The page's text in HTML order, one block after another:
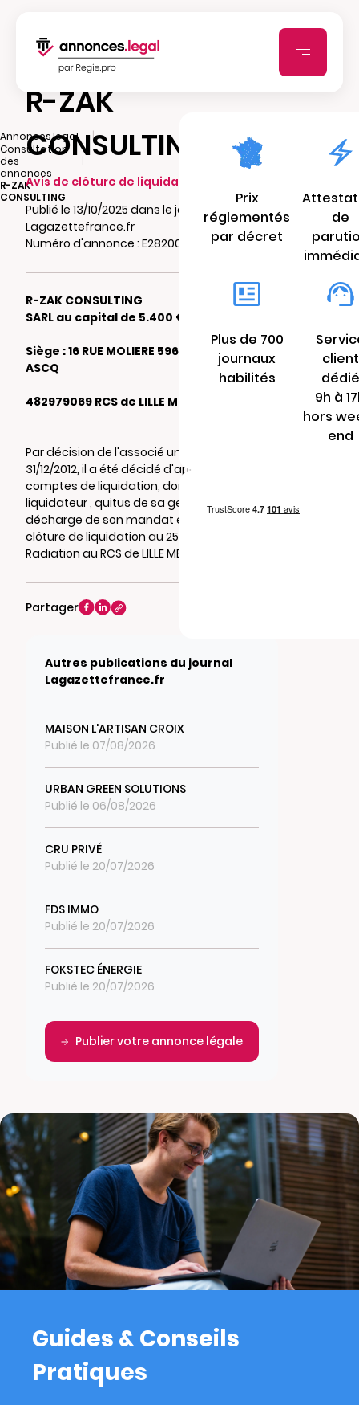
Annonces.legal
|
Consultation
des
annonces
|
R-ZAK
CONSULTING
R-ZAK
CONSULTING
Avis de clôture de liquidation
Publié le 13/10/2025 dans le journal
Lagazettefrance.fr
Numéro d'annonce : E28200183rixy
R-ZAK CONSULTING
SARL au capital de 5.400 €
Siège : 16 RUE MOLIERE 59650 VILLENEUVE D
ASCQ
482979069 RCS de LILLE METROPOLE
Par décision de l'associé unique du
31/12/2012, il a été décidé d'approuver les
comptes de liquidation, donné au
liquidateur , quitus de sa gestion et
décharge de son mandat et constaté la
clôture de liquidation au 25/12/2012.
Radiation au RCS de LILLE METROPOLE.
Partager
Autres publications du journal
Lagazettefrance.fr
MAISON L'ARTISAN CROIX
Publié le 07/08/2026
URBAN GREEN SOLUTIONS
Publié le 06/08/2026
CRU PRIVÉ
Publié le 20/07/2026
FDS IMMO
Publié le 20/07/2026
FOKSTEC ÉNERGIE
Publié le 20/07/2026
Publier votre annonce légale
Prix
réglementés
par décret
de
Plus de 700
journaux
habilités
client
dédié
9h à
hors
end
Guides & Conseils
Pratiques